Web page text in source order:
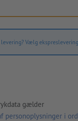
Vælg
gælder
personoplysninger i